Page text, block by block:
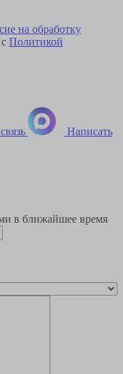
на обработку
Политикой
Написать
в ближайшее время